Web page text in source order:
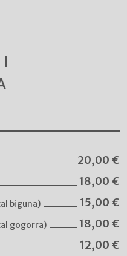
20,00 €
18,00 €
biguna) 15,00 €
gogorra) 18,00 €
12,00 €